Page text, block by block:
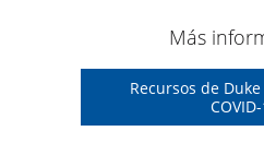
Más
Recursos de